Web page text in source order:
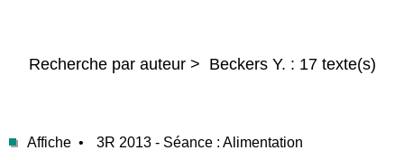
Recherche par auteur > Beckers Y. : 17 texte(s)
Affiche • 3R 2013 - Séance : Alimentation